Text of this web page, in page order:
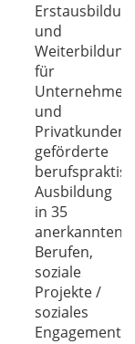
und
Weiterbildung
für
Unternehmen
und
Privatkunden,
geförderte
Ausbildung
in 35
anerkannten
Berufen,
soziale
Projekte /
soziales
Engagement